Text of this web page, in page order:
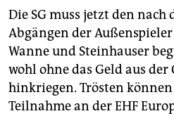
Die SG muss jetzt den nach
Abgängen der Außenspieler
Wanne und Steinhauser
wohl ohne das Geld aus der
hinkriegen. Trösten
Teilnahme an der EHF